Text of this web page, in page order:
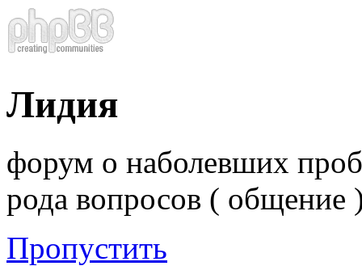
Лидия
форум о наболевших
рода вопросов ( общение
Пропустить